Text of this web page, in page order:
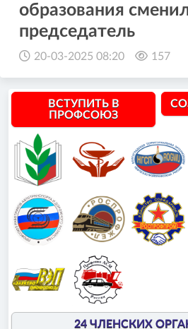
образования
председатель
20-03-2025 08:20 157
ВСТУПИТЬ В
ПРОФСОЮЗ
24 ЧЛЕНСКИХ